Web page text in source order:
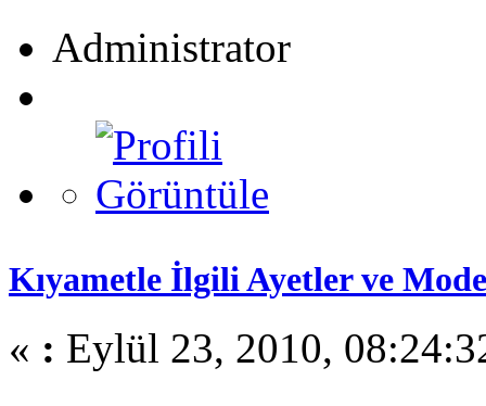
Administrator
Kıyametle İlgili Ayetler ve
« : Eylül 23, 2010,